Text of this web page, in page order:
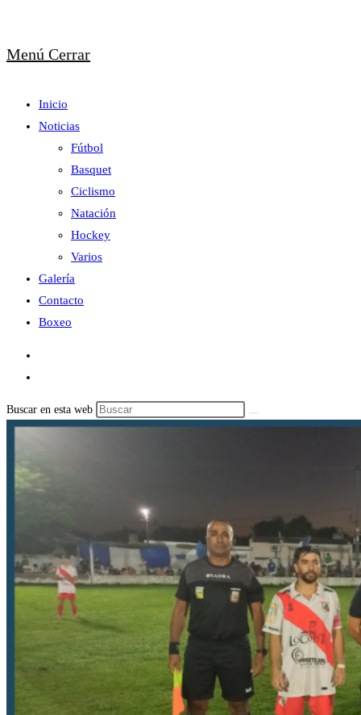
Menú Cerrar
Inicio
Noticias
Fútbol
Basquet
Ciclismo
Natación
Hockey
Varios
Galería
Contacto
Boxeo
Buscar en esta web